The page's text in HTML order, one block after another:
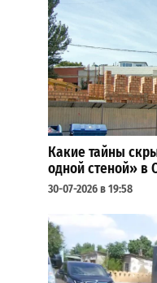
Какие тайны
одной стеной» в
30-07-2026 в 19:58